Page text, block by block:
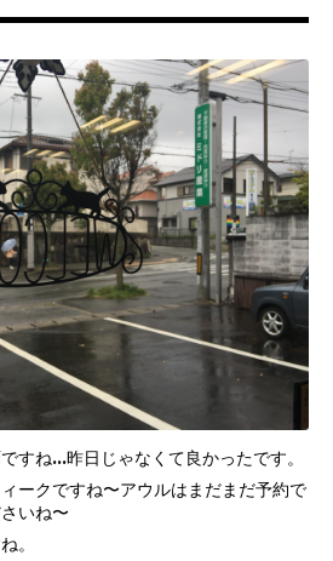
すね…昨日じゃなくて良かったです。
ークですね〜アウルはまだまだ予約で
いね〜
。